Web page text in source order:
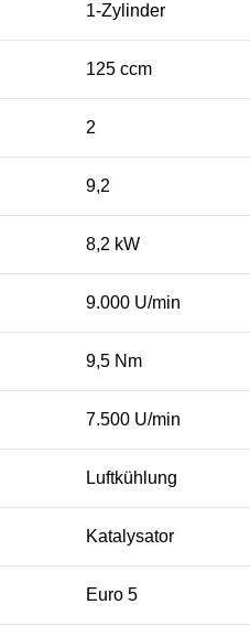
1-Zylinder
125 ccm
2
9,2
8,2 kW
9.000 U/min
9,5 Nm
7.500 U/min
Luftkühlung
Katalysator
Euro 5